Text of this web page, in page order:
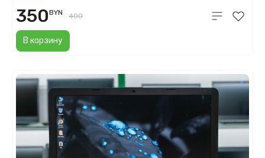
В корзину
350BYN 400